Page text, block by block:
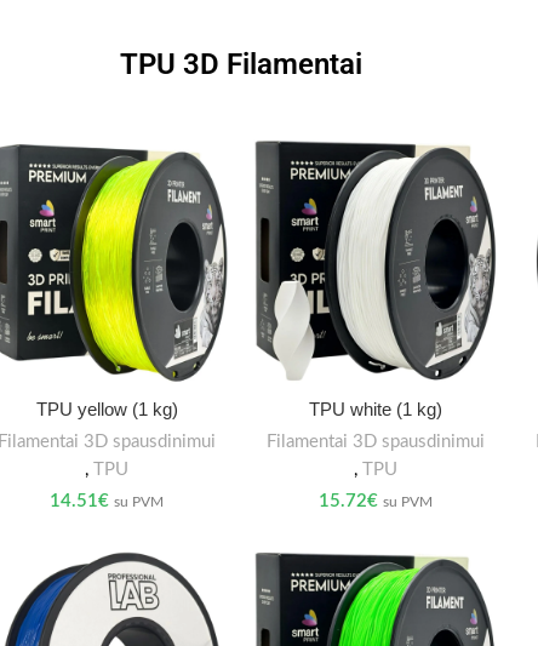
TPU 3D Filamentai
TPU yellow (1 kg)
Filamentai 3D spausdinimui
,TPU
14.51€ su PVM
TPU white (1 kg)
Filamentai 3D spausdinimui
,TPU
15.72€ su PVM